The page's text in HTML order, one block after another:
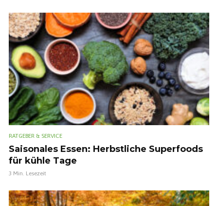
RATGEBER & SERVICE
Saisonales Essen: Herbstliche Superfoods
für kühle Tage
3 Min. Lesezeit